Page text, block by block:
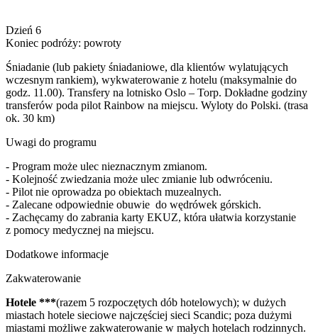
Dzień 6
Koniec podróży: powroty
Śniadanie (lub pakiety śniadaniowe, dla klientów wylatujących
wczesnym rankiem), wykwaterowanie z hotelu (maksymalnie do
godz. 11.00). Transfery na lotnisko Oslo – Torp. Dokładne godziny
transferów poda pilot Rainbow na miejscu. Wyloty do Polski. (trasa
ok. 30 km)
Uwagi do programu
- Program może ulec nieznacznym zmianom.
- Kolejność zwiedzania może ulec zmianie lub odwróceniu.
- Pilot nie oprowadza po obiektach muzealnych.
- Zalecane odpowiednie obuwie do wędrówek górskich.
- Zachęcamy do zabrania karty EKUZ, która ułatwia korzystanie
z pomocy medycznej na miejscu.
Dodatkowe informacje
Zakwaterowanie
Hotele ***(razem 5 rozpoczętych dób hotelowych); w dużych
miastach hotele sieciowe najczęściej sieci Scandic; poza dużymi
miastami możliwe zakwaterowanie w małych hotelach rodzinnych.